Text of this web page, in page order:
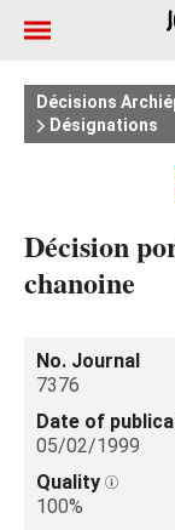
Décisions
Désignations
Décision
chanoine
No. Journal
7376
Date of
05/02/1999
Quality
100%